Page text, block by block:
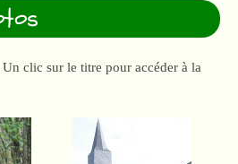
clic sur le titre pour accéder à la